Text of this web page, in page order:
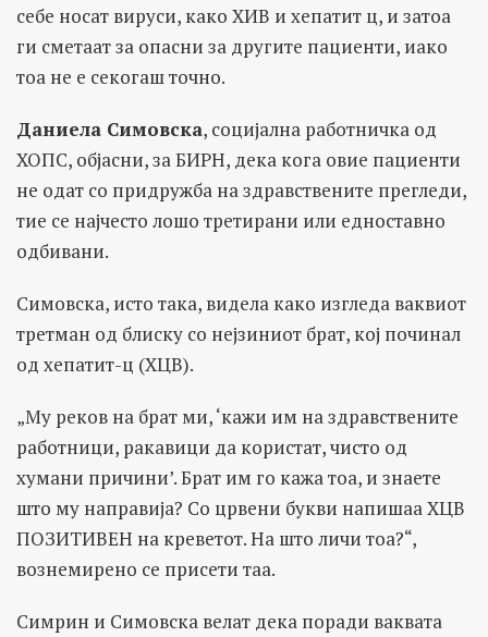
себе носат вируси, како ХИВ и хепатит ц, и затоа
ги сметаат за опасни за другите пациенти, иако
тоа не е секогаш точно.
Даниела Симовска, социјална работничка од
ХОПС, објасни, за БИРН, дека кога овие пациенти
не одат со придружба на здравствените прегледи,
тие се најчесто лошо третирани или едноставно
одбивани.
Симовска, исто така, видела како изгледа ваквиот
третман од блиску со нејзиниот брат, кој починал
од хепатит-ц (ХЦВ).
„Му реков на брат ми, ‘кажи им на здравствените
работници, ракавици да користат, чисто од
хумани причини’. Брат им го кажа тоа, и знаете
што му направија? Со црвени букви напишаа ХЦВ
ПОЗИТИВЕН на креветот. На што личи тоа?“,
вознемирено се присети таа.
Симрин и Симовска велат дека поради ваквата